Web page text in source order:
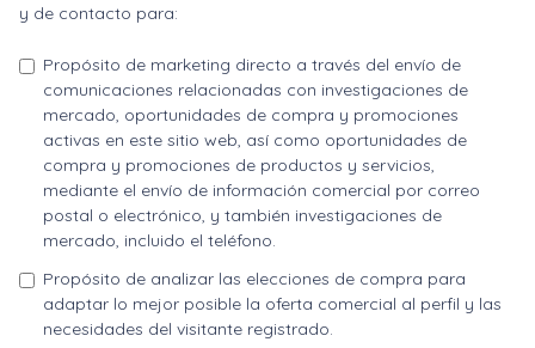
y de contacto para:
Propósito de marketing directo a través del envío de
comunicaciones relacionadas con investigaciones de
mercado, oportunidades de compra y promociones
activas en este sitio web, así como oportunidades de
compra y promociones de productos y servicios,
mediante el envío de información comercial por correo
postal o electrónico, y también investigaciones de
mercado, incluido el teléfono.
Propósito de analizar las elecciones de compra para
adaptar lo mejor posible la oferta comercial al perfil y las
necesidades del visitante registrado.